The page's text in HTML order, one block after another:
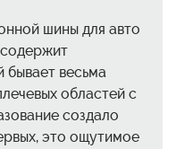
шины для авто
бывает весьма
областей с
создало
это ощутимое